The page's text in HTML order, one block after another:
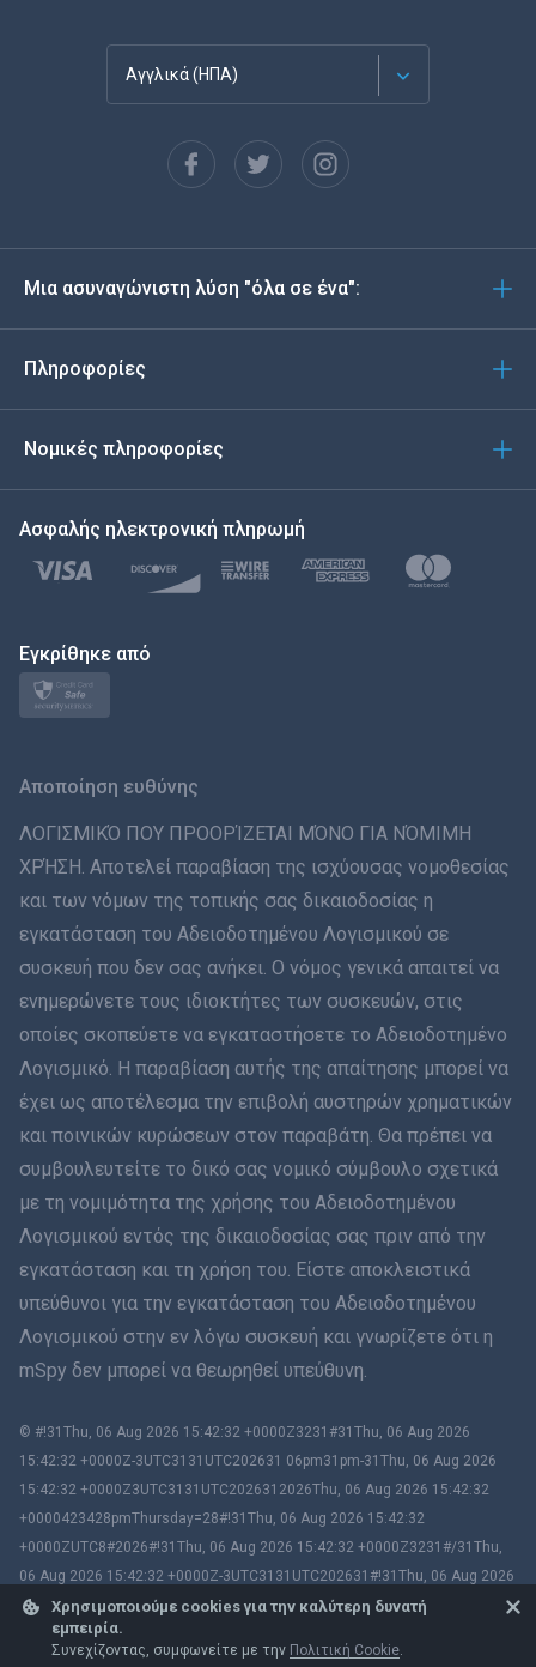
Χρησιμοποιούμε cookies για την καλύτερη δυνατή
εμπειρία.
Συνεχίζοντας, συμφωνείτε με την Πολιτική Cookie.
Αγγλικά (ΗΠΑ)
Español
Deutsch
Italiano
Türkçe
Polski
日本
ภาษาไทย
Dansk
हिंदी
עברית
Română
Ελληνικά
Tiếng Việt
繁體中文
Μπαχάσα Μελάγιου
Čeština
Magyar
Μια ασυναγώνιστη λύση "όλα σε ένα":
Πληροφορίες
Νομικές πληροφορίες
Ασφαλής ηλεκτρονική πληρωμή
Εγκρίθηκε από
Αποποίηση ευθύνης
ΛΟΓΙΣΜΙΚΌ ΠΟΥ ΠΡΟΟΡΊΖΕΤΑΙ ΜΌΝΟ ΓΙΑ ΝΌΜΙΜΗ
ΧΡΉΣΗ. Αποτελεί παραβίαση της ισχύουσας νομοθεσίας
και των νόμων της τοπικής σας δικαιοδοσίας η
εγκατάσταση του Αδειοδοτημένου Λογισμικού σε
συσκευή που δεν σας ανήκει. Ο νόμος γενικά απαιτεί να
ενημερώνετε τους ιδιοκτήτες των συσκευών, στις
οποίες σκοπεύετε να εγκαταστήσετε το Αδειοδοτημένο
Λογισμικό. Η παραβίαση αυτής της απαίτησης μπορεί να
έχει ως αποτέλεσμα την επιβολή αυστηρών χρηματικών
και ποινικών κυρώσεων στον παραβάτη. Θα πρέπει να
συμβουλευτείτε το δικό σας νομικό σύμβουλο σχετικά
με τη νομιμότητα της χρήσης του Αδειοδοτημένου
Λογισμικού εντός της δικαιοδοσίας σας πριν από την
εγκατάσταση και τη χρήση του. Είστε αποκλειστικά
υπεύθυνοι για την εγκατάσταση του Αδειοδοτημένου
Λογισμικού στην εν λόγω συσκευή και γνωρίζετε ότι η
mSpy δεν μπορεί να θεωρηθεί υπεύθυνη.
© #!31Thu, 06 Aug 2026 15:42:32 +0000Z3231#31Thu, 06 Aug 2026
15:42:32 +0000Z-3UTC3131UTC202631 06pm31pm-31Thu, 06 Aug 2026
15:42:32 +0000Z3UTC3131UTC2026312026Thu, 06 Aug 2026 15:42:32
+0000423428pmThursday=28#!31Thu, 06 Aug 2026 15:42:32
+0000ZUTC8#2026#!31Thu, 06 Aug 2026 15:42:32 +0000Z3231#/31Thu,
06 Aug 2026 15:42:32 +0000Z-3UTC3131UTC202631#!31Thu, 06 Aug 2026
15:42:32 +0000ZUTC8# mSpy. All trademarks are the property of their
respective owners.